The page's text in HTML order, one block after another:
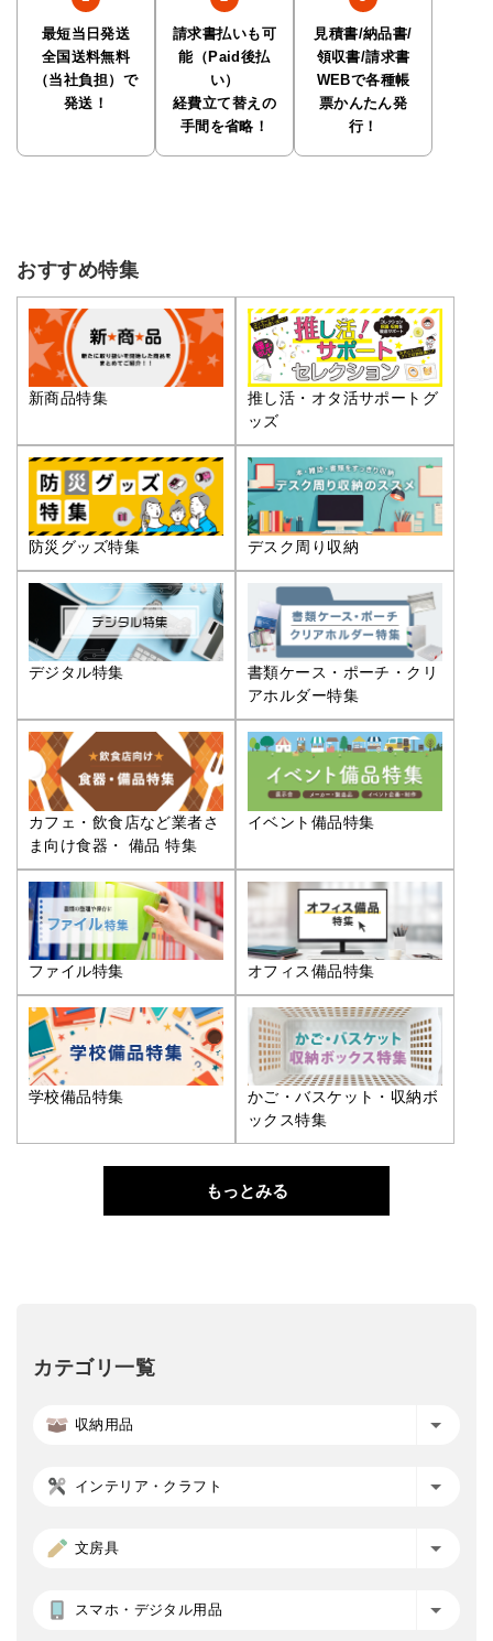
最短当日発送
全国送料無料
（当社負担）で
発送！
請求書払いも可
能（Paid後払
い）
経費立て替えの
手間を省略！
見積書/納品書/
領収書/請求書
WEBで各種帳
票かんたん発
行！
おすすめ特集
新商品特集
推し活・オタ活サポートグ
ッズ
防災グッズ特集 デスク周り収納
デジタル特集
書類ケース・ポーチ・クリ
アホルダー特集
カフェ・飲食店など業者さ
ま向け食器・ 備品 特集
イベント備品特集
ファイル特集 オフィス備品特集
学校備品特集
かご・バスケット・収納ボ
ックス特集
もっとみる
カテゴリ一覧
収納用品
インテリア・クラフト
文房具
スマホ・デジタル用品